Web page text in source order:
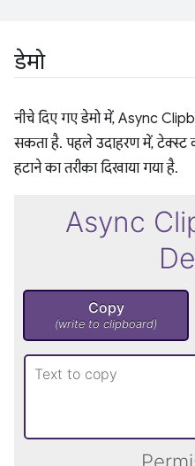
डेमो
नीचे दिए गए डेमो में, Async
सकता है. पहले उदाहरण में, टेक्स्ट
हटाने का तरीका दिखाया गया है.